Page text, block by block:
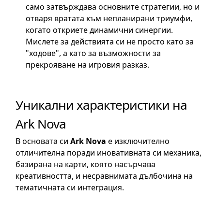
само затвърждава основните стратегии, но и
отваря вратата към непланирани триумфи,
когато откриете динамични синергии.
Мислете за действията си не просто като за
"ходове", а като за възможности за
прекрояване на игровия разказ.
Уникални характеристики на
Ark Nova
В основата си Ark Nova е изключително
отличителна поради иновативната си механика,
базирана на карти, която насърчава
креативността, и несравнимата дълбочина на
тематичната си интеграция.